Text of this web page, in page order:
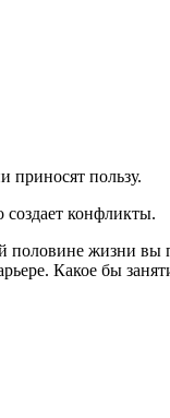
приносят пользу.
конфликты.
жизни вы
Какое бы